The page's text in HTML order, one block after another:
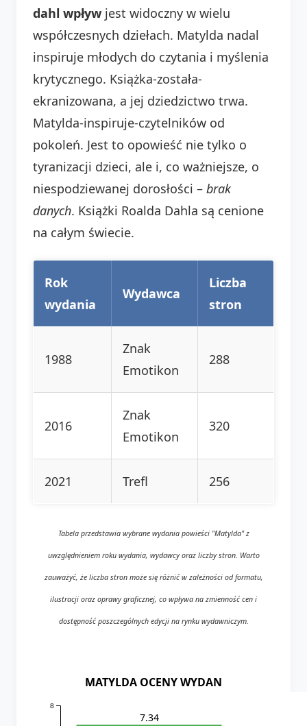
dahl wpływ jest widoczny w wielu
współczesnych dziełach. Matylda nadal
inspiruje młodych do czytania i myślenia
krytycznego. Książka-została-
ekranizowana, a jej dziedzictwo trwa.
Matylda-inspiruje-czytelników od
pokoleń. Jest to opowieść nie tylko o
tyranizacji dzieci, ale i, co ważniejsze, o
niespodziewanej dorosłości – brak
danych. Książki Roalda Dahla są cenione
na całym świecie.
Rok
wydania
Wydawca
Liczba
stron
1988
Znak
Emotikon
288
2016
Znak
Emotikon
320
2021 Trefl 256
Tabela przedstawia wybrane wydania powieści "Matylda" z
uwzględnieniem roku wydania, wydawcy oraz liczby stron. Warto
zauważyć, że liczba stron może się różnić w zależności od formatu,
ilustracji oraz oprawy graficznej, co wpływa na zmienność cen i
dostępność poszczególnych edycji na rynku wydawniczym.
MATYLDA OCENY WYDAN
8
7.34